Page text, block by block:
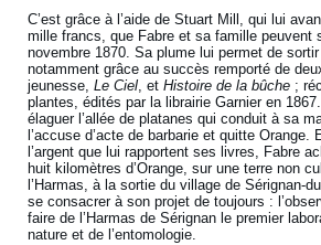
C’est grâce à l’aide de Stuart Mill, qui lui
mille francs, que Fabre et sa famille peuvent
novembre 1870. Sa plume lui permet de
notamment grâce au succès remporté de
jeunesse,Le Ciel, etHistoire de la bûche ;
plantes, édités par la librairie Garnier en
élaguer l’allée de platanes qui conduit à sa
l’accuse d’acte de barbarie et quitte Orange.
l’argent que lui rapportent ses livres, Fabre
huit kilomètres d’Orange, sur une terre non
l’Harmas, à la sortie du village de Sérignan-
se consacrer à son projet de toujours :
faire de l’Harmas de Sérignan le premier
nature et de l’entomologie.